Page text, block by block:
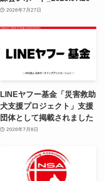
2026年7月27日
LINEヤフー基金「災害救助
犬支援プロジェクト」支援
団体として掲載されました
2026年7月8日